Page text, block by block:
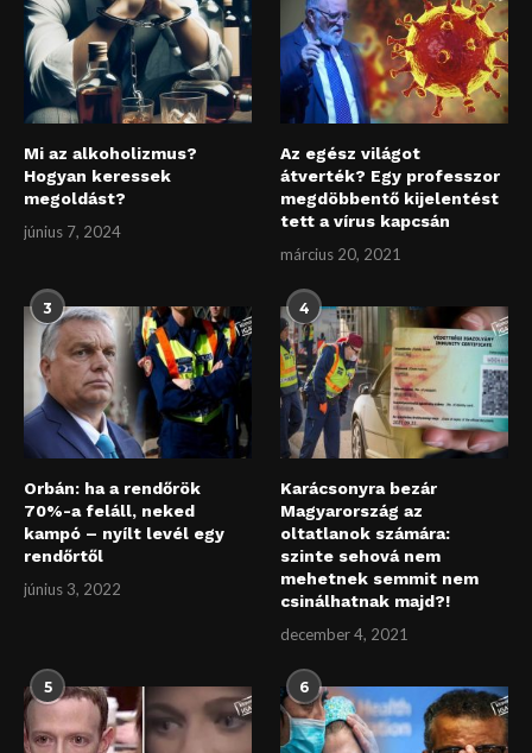
Mi az alkoholizmus?
Hogyan keressek
megoldást?
június 7, 2024
Az egész világot
átverték? Egy professzor
megdöbbentő kijelentést
tett a vírus kapcsán
március 20, 2021
3
Orbán: ha a rendőrök
70%-a feláll, neked
kampó – nyílt levél egy
rendőrtől
június 3, 2022
4
Karácsonyra bezár
Magyarország az
oltatlanok számára:
szinte sehová nem
mehetnek semmit nem
csinálhatnak majd?!
december 4, 2021
5 6